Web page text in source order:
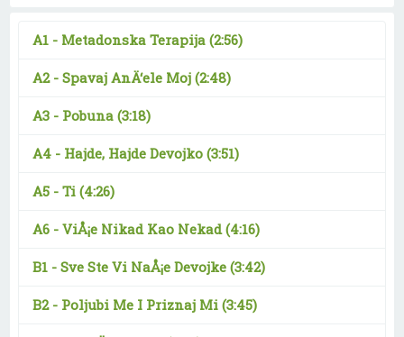
A1 - Metadonska Terapija (2:56)
A2 - Spavaj AnÄ‘ele Moj (2:48)
A3 - Pobuna (3:18)
A4 - Hajde, Hajde Devojko (3:51)
A5 - Ti (4:26)
A6 - ViÅ¡e Nikad Kao Nekad(4:16)
B1 - Sve Ste Vi NaÅ¡e Devojke (3:42)
B2 - Poljubi Me I Priznaj Mi (3:45)